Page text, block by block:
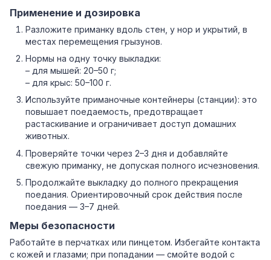
Применение и дозировка
Разложите приманку вдоль стен, у нор и укрытий, в
местах перемещения грызунов.
Нормы на одну точку выкладки:
– для мышей: 20–50 г;
– для крыс: 50–100 г.
Используйте приманочные контейнеры (станции): это
повышает поедаемость, предотвращает
растаскивание и ограничивает доступ домашних
животных.
Проверяйте точки через 2–3 дня и добавляйте
свежую приманку, не допуская полного исчезновения.
Продолжайте выкладку до полного прекращения
поедания. Ориентировочный срок действия после
поедания — 3–7 дней.
Меры безопасности
Работайте в перчатках или пинцетом. Избегайте контакта
с кожей и глазами; при попадании — смойте водой с